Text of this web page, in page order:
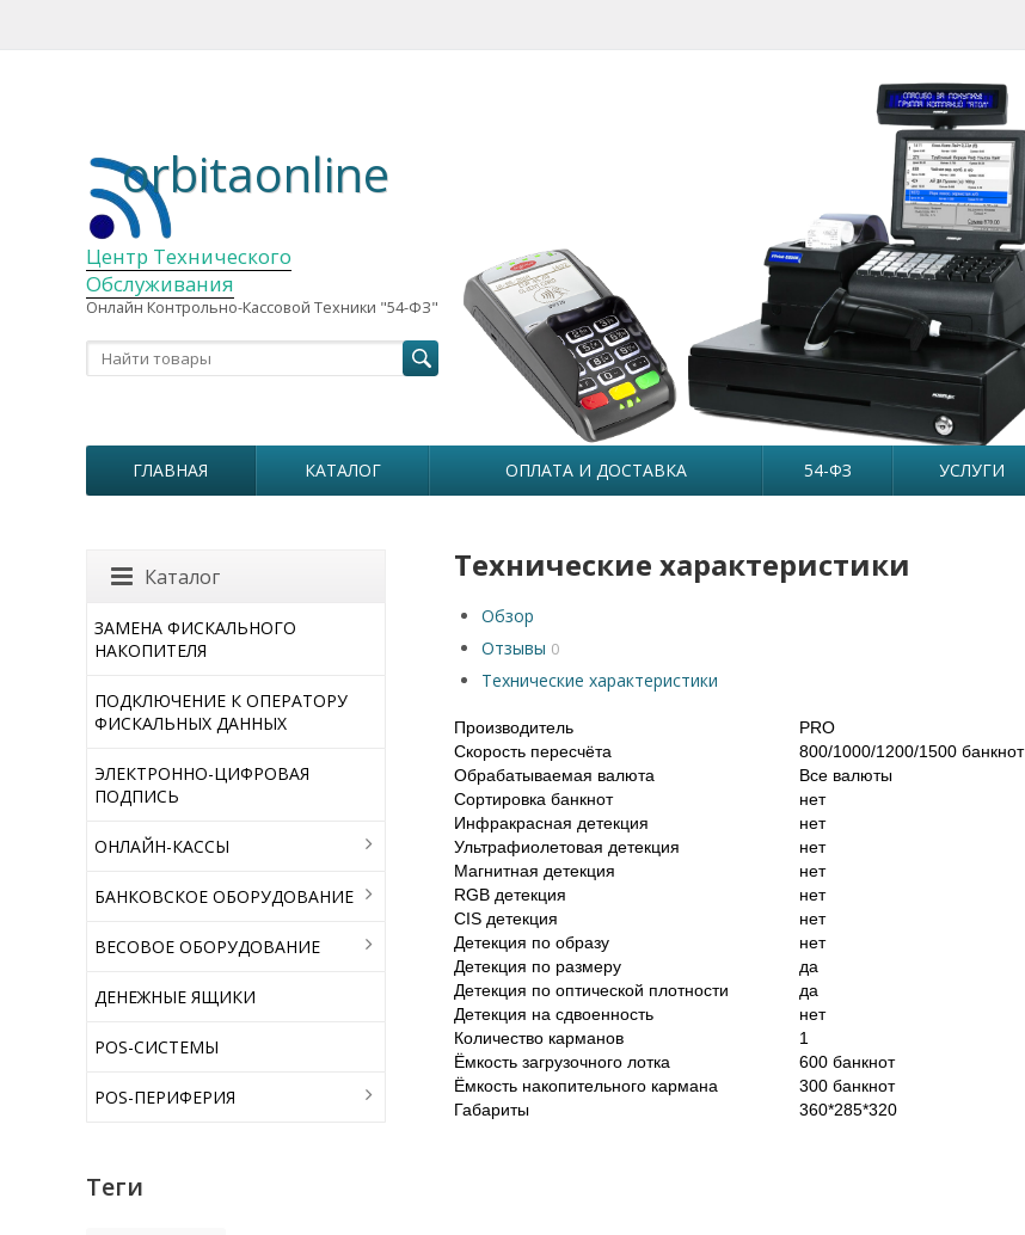
Центр Технического
Обслуживания
Онлайн Контрольно-Кассовой Техники "54-ФЗ"
orbitaonline
ГЛАВНАЯ КАТАЛОГ ОПЛАТА И ДОСТАВКА 54-ФЗ УСЛУГИ
Технические характеристики
Обзор
Отзывы 0
Технические характеристики
Производитель
PRO
Скорость пересчёта
800/1000/1200/1500 банкнот
Обрабатываемая валюта
Все валюты
Сортировка банкнот
нет
Инфракрасная детекция
нет
Ультрафиолетовая детекция
нет
Магнитная детекция
нет
RGB детекция
нет
CIS детекция
нет
Детекция по образу
нет
Детекция по размеру
да
Детекция по оптической плотности
да
Детекция на сдвоенность
нет
Количество карманов
1
Ёмкость загрузочного лотка
600 банкнот
Ёмкость накопительного кармана
300 банкнот
Габариты
360*285*320
Каталог
ЗАМЕНА ФИСКАЛЬНОГО
НАКОПИТЕЛЯ
ПОДКЛЮЧЕНИЕ К ОПЕРАТОРУ
ФИСКАЛЬНЫХ ДАННЫХ
ЭЛЕКТРОННО-ЦИФРОВАЯ
ПОДПИСЬ
ОНЛАЙН-КАССЫ
БАНКОВСКОЕ ОБОРУДОВАНИЕ
ВЕСОВОЕ ОБОРУДОВАНИЕ
ДЕНЕЖНЫЕ ЯЩИКИ
POS-СИСТЕМЫ
POS-ПЕРИФЕРИЯ
Теги